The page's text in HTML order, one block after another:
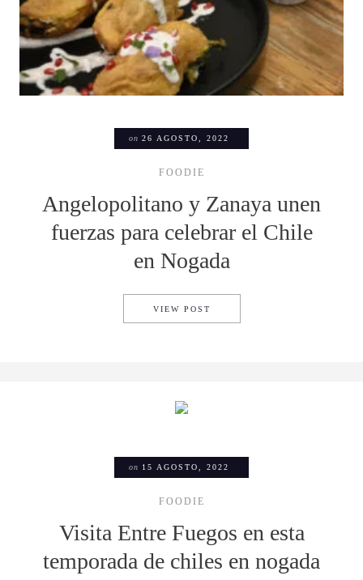
on 26 AGOSTO, 2022
FOODIE
Angelopolitano y Zanaya unen
fuerzas para celebrar el Chile
en Nogada
VIEW POST
on 15 AGOSTO, 2022
FOODIE
Visita Entre Fuegos en esta
temporada de chiles en nogada